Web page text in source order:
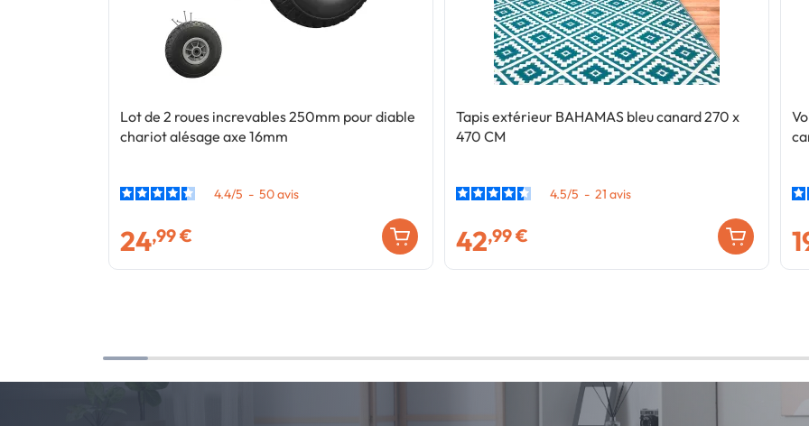
Lot de 2 roues increvables 250mm pour diable
chariot alésage axe 16mm
4.4/5 - 50avis
24,99 €
Tapis extérieur BAHAMAS bleu canard 270 x
470 CM
4.5/5 - 21 avis
42,99 €